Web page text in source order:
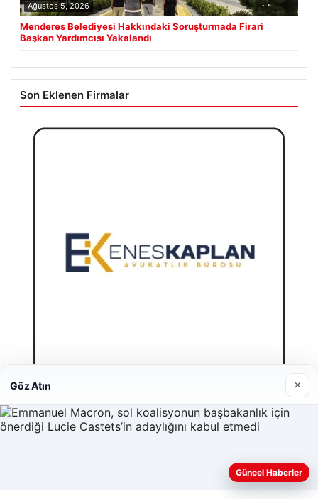
Ağustos 5, 2026
Menderes Belediyesi Hakkındaki Soruşturmada Firari
Başkan Yardımcısı Yakalandı
Son Eklenen Firmalar
Enes Kaplan Avukatlık Bürosu
Nisan 28, 2026
Web sitemizi nasıl kullandığınızı daha iyi anlayabilmek,
Göz Atın ×
Güncel Haberler